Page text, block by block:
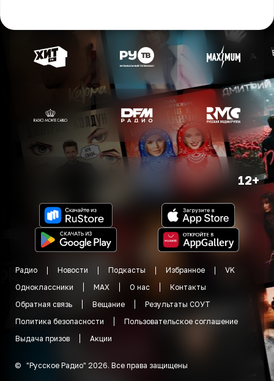
12+
Радио Новости Подкасты Избранное
VK
Одноклассники
MAX О нас
Контакты
Обратная связь
Вещание
Результаты СОУТ
Политика безопасности
Пользовательское соглашение
Выдача призов
Акции
© "Русское Радио" 2026. Все права защищены